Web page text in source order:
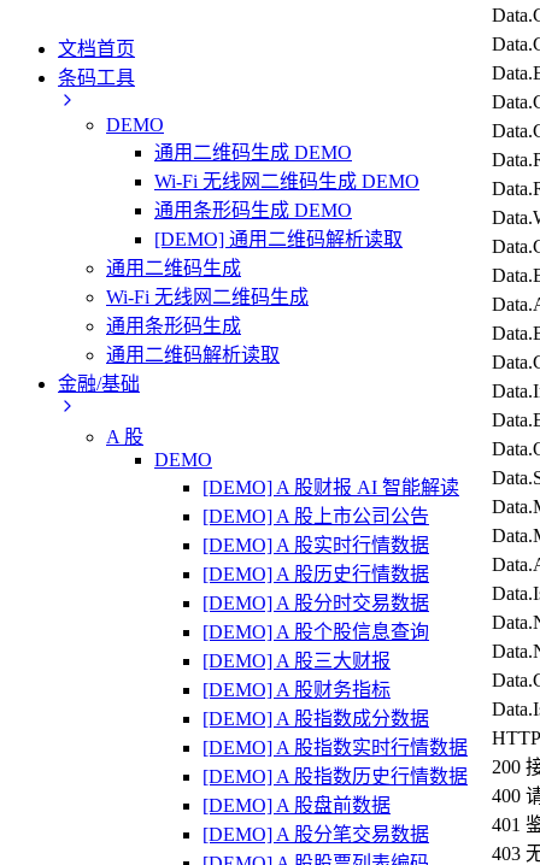
文档首页
条码工具
DEMO
通用二维码生成 DEMO
Wi-Fi 无线网二维码生成 DEMO
通用条形码生成 DEMO
[DEMO] 通用二维码解析读取
通用二维码生成
Wi-Fi 无线网二维码生成
通用条形码生成
通用二维码解析读取
金融/基础
A 股
DEMO
[DEMO] A 股财报 AI 智能解读
[DEMO] A 股上市公司公告
[DEMO] A 股实时行情数据
[DEMO] A 股历史行情数据
[DEMO] A 股分时交易数据
[DEMO] A 股个股信息查询
[DEMO] A 股三大财报
[DEMO] A 股财务指标
[DEMO] A 股指数成分数据
[DEMO] A 股指数实时行情数据
[DEMO] A 股指数历史行情数据
[DEMO] A 股盘前数据
[DEMO] A 股分笔交易数据
200
400
401
403